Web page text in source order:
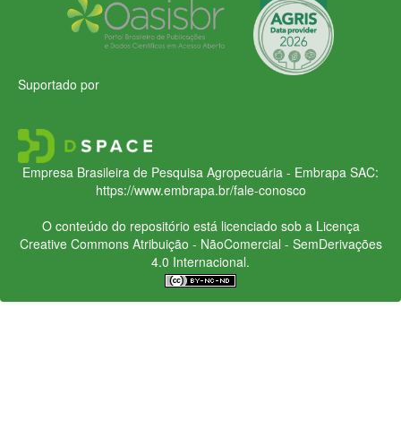
Suportado por
Empresa Brasileira de Pesquisa Agropecuária - Embrapa SAC:
https://www.embrapa.br/fale-conosco
O conteúdo do repositório está licenciado sob a Licença
Creative CommonsAtribuição - NãoComercial - SemDerivações
4.0 Internacional.